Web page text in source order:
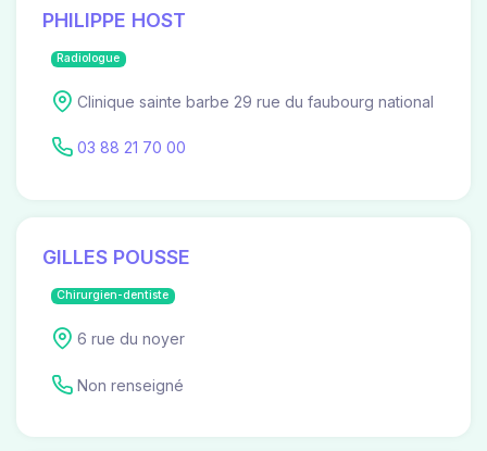
PHILIPPE HOST
Radiologue
Clinique sainte barbe 29 rue du faubourg national
03 88 21 70 00
GILLES POUSSE
Chirurgien-dentiste
6 rue du noyer
Non renseigné